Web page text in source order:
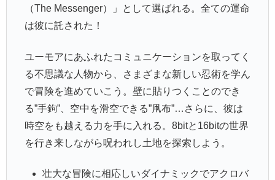
（The Messenger）」として選ばれる。全ての運命
は彼に託された！
ユーモアにあふれたコミュニケーションを取ってく
る不思議な人物から、さまざまな新しい忍術を学ん
で冒険を進めていこう。壁に貼りつくことのでき
る”手鉤”、空中を滑空できる”凧布”…さらに、彼は
時空をも越える力を手に入れる。8bitと16bitの世界
を行き来しながら呪われし土地を探索しよう。
壮大な冒険に相応しいダイナミックでアクロバ